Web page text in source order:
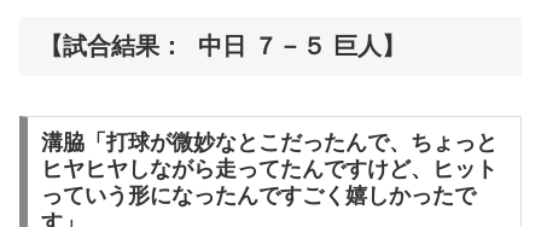
【試合結果： 中日 ７－５ 巨人】
溝脇「打球が微妙なとこだったんで、ちょっと
ヒヤヒヤしながら走ってたんですけど、ヒット
っていう形になったんですごく嬉しかったで